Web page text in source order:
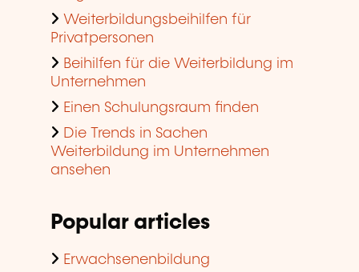
Weiterbildungsbeihilfen für
Privatpersonen
Beihilfen für die Weiterbildung im
Unternehmen
Einen Schulungsraum finden
Die Trends in Sachen
Weiterbildung im Unternehmen
ansehen
Popular articles
Erwachsenenbildung